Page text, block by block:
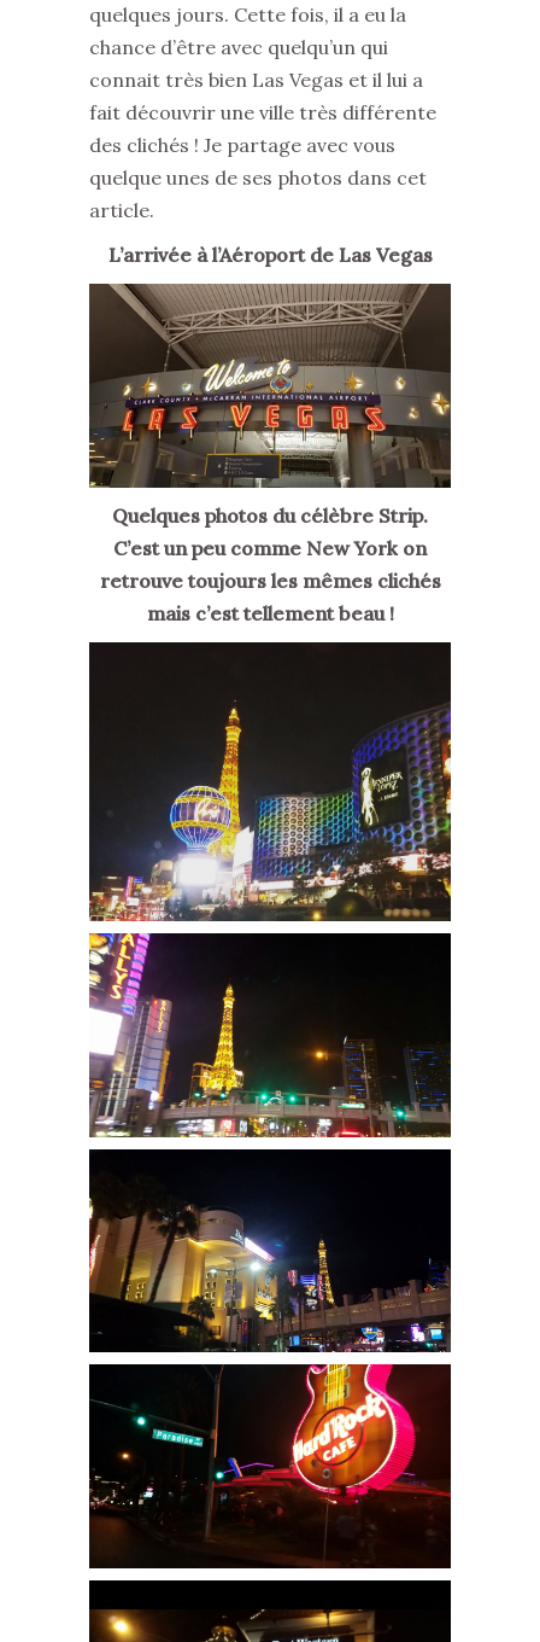
quelques jours. Cette fois, il a eu la
chance d’être avec quelqu’un qui
connait très bien Las Vegas et il lui a
fait découvrir une ville très différente
des clichés ! Je partage avec vous
quelque unes de ses photos dans cet
article.
L’arrivée à l’Aéroport de Las Vegas
Quelques photos du célèbre Strip.
C’est un peu comme New York on
retrouve toujours les mêmes clichés
mais c’est tellement beau !